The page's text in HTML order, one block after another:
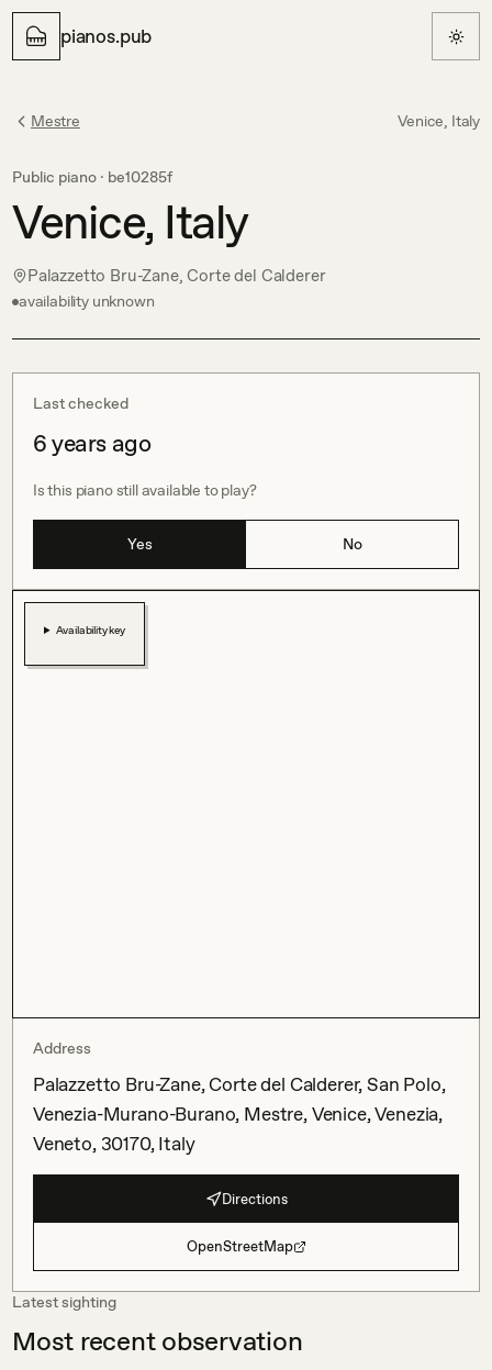
pianos.pub
Mestre Venice, Italy
Public piano · be10285f
Venice, Italy
Palazzetto Bru-Zane, Corte del Calderer
availability unknown
Last checked
6 years ago
Is this piano still available to play?
Yes No
Availability key
Address
Palazzetto Bru-Zane, Corte del Calderer, San Polo,
Venezia-Murano-Burano, Mestre, Venice, Venezia,
Veneto, 30170, Italy
Directions
OpenStreetMap
Latest sighting
Most recent observation